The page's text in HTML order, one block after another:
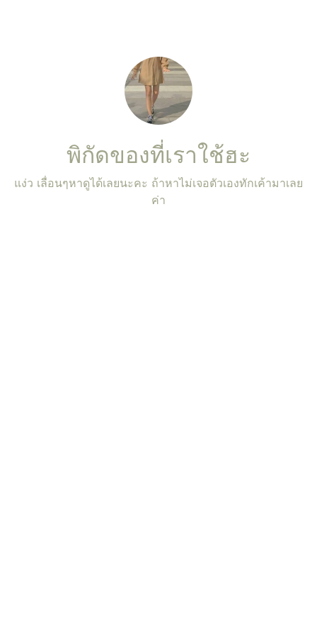
พิกัดของที่เราใช้ฮะ
แง่ว เลื่อนๆหาดูได้เลยนะคะ ถ้าหาไม่เจอตัวเองทักเค้ามาเลย
ค่า